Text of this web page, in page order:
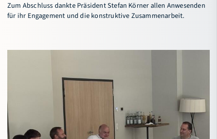
Zum Abschluss dankte Präsident Stefan Körner allen Anwesenden
für ihr Engagement und die konstruktive Zusammenarbeit.